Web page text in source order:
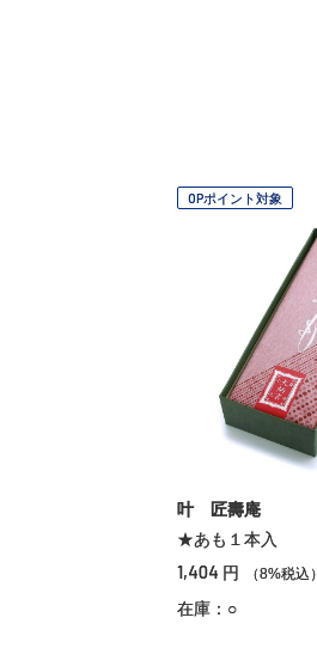
OPポイント対象
叶 匠壽庵
★あも１本入
1,404 円 （8%税込）
在庫：○